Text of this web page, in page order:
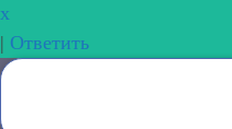
x
| Ответить